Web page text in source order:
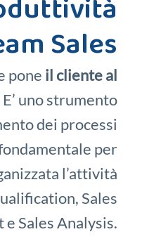
Sales
pone il cliente al
uno strumento
dei processi
per
l’attività
Sales
e Sales Analysis.